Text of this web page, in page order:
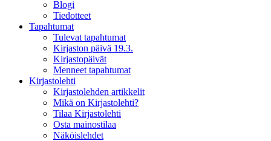
Blogi
Tiedotteet
Tapahtumat
Tulevat tapahtumat
Kirjaston päivä 19.3.
Kirjastopäivät
Menneet tapahtumat
Kirjastolehti
Kirjastolehden artikkelit
Mikä on Kirjastolehti?
Tilaa Kirjastolehti
Osta mainostilaa
Näköislehdet